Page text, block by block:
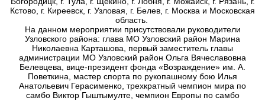
Кстово, г. Киреевск, г. Узловая, г. Белев, г. Москва и Московская
область.
На данном мероприятии присутствовали руководители
Узловского района: глава МО Узловский район Марина
Николаевна Карташова, первый заместитель главы
администрации МО Узловский район Ольга Вячеславовна
Белевцева, вице-президент фонда «Возраждение» им. А.
Поветкина, мастер спорта по рукопашному бою Илья
Анатольевич Герасименко, трехкратный чемпион мира по
самбо Виктор Гыштымулте, чемпион Европы по самбо